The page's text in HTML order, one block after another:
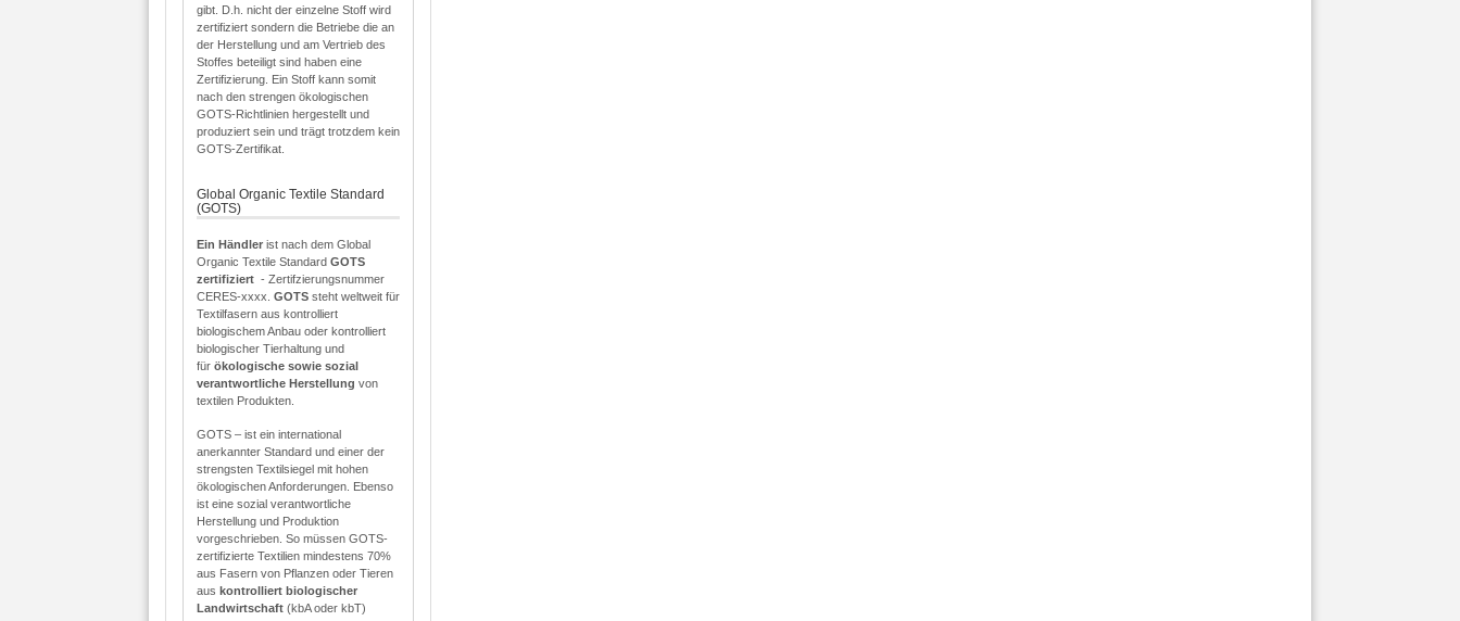
gibt. D.h. nicht der einzelne Stoff wird
zertifiziert sondern die Betriebe die an
der Herstellung und am Vertrieb des
Stoffes beteiligt sind haben eine
Zertifizierung. Ein Stoff kann somit
nach den strengen ökologischen
GOTS-Richtlinien hergestellt und
produziert sein und trägt trotzdem kein
GOTS-Zertifikat.
Global Organic Textile Standard
(GOTS)
Ein Händler ist nach dem Global
Organic Textile Standard GOTS
zertifiziert - Zertifzierungsnummer
CERES-xxxx. GOTS steht weltweit für
Textilfasern aus kontrolliert
biologischem Anbau oder kontrolliert
biologischer Tierhaltung und
für ökologische sowie sozial
verantwortliche Herstellung von
textilen Produkten.
GOTS – ist ein international
anerkannter Standard und einer der
strengsten Textilsiegel mit hohen
ökologischen Anforderungen. Ebenso
ist eine sozial verantwortliche
Herstellung und Produktion
vorgeschrieben. So müssen GOTS-
zertifizierte Textilien mindestens 70%
aus Fasern von Pflanzen oder Tieren
aus kontrolliert biologischer
Landwirtschaft (kbA oder kbT)